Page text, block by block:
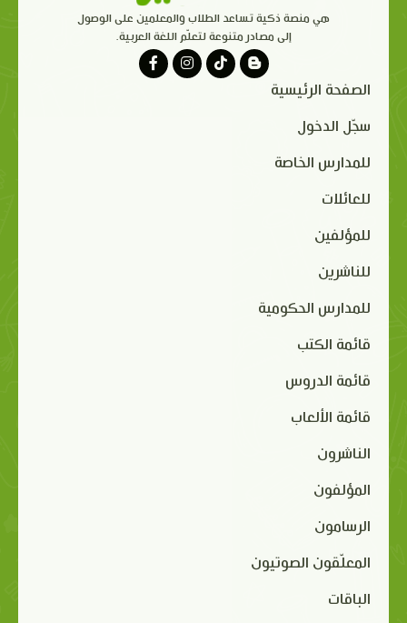
هي منصة ذكية تساعد الطلاب والمعلمين على الوصول
إلى مصادر متنوعة لتعلّم اللغة العربية.
الصفحة الرئيسية
سجّل الدخول
للمدارس الخاصة
للعائلات
للمؤلفين
للناشرين
للمدارس الحكومية
قائمة الكتب
قائمة الدروس
قائمة الألعاب
الناشرون
المؤلفون
الرسامون
المعلّقون الصوتيون
الباقات